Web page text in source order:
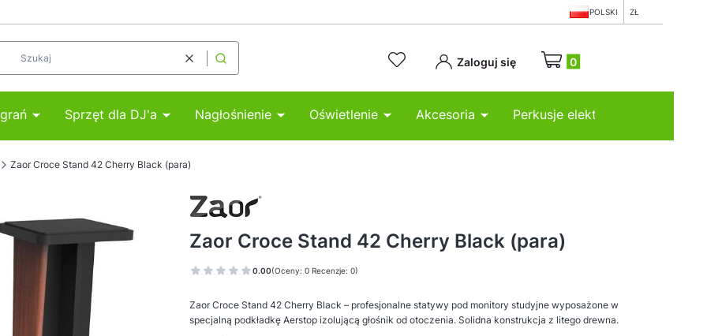
POLSKI ZŁ
WyczyśćSzukaj Zaloguj się Produkty w koszyku: 0. Zobacz
Sprzęt dla DJ'a Nagłośnienie Oświetlenie Akcesoria Perkusje elektroniczne
Zaor Croce Stand 42 Cherry Black (para)
Zaor Croce Stand 42 Cherry Black (para)
0.00(Oceny: 0 Recenzje: 0)
Zaor Croce Stand 42 Cherry Black – profesjonalne statywy pod monitory studyjne wyposażone w
specjalną podkładkę Aerstop izolującą głośnik od otoczenia. Solidna konstrukcja z litego drewna.